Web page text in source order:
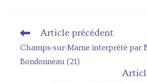
Read
articles
Article précédent
Champs-sur-Marne interprété par
Bondonneau (21)